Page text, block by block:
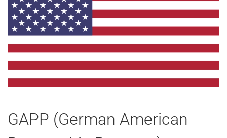
GAPP (German American